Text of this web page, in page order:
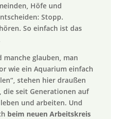
Höfe und
Stopp.
So einfach ist das
manche glauben, man
wie ein Aquarium einfach
stehen hier draußen
die seit Generationen auf
und arbeiten. Und
beim neuen Arbeitskreis